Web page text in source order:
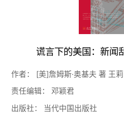
谎言下的美国：新闻
作者：
[美]詹姆斯·奥基夫 著 王
责任编辑：
邓颖君
出版社：
当代中国出版社